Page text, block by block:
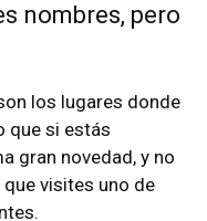
nombres, pero
los lugares donde
que si estás
gran novedad, y no
visites uno de